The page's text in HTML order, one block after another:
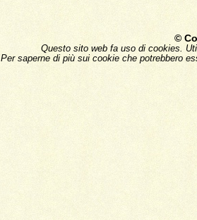
©
Questo sito web fa uso di cookies.
Per saperne di più sui cookie che potrebbero